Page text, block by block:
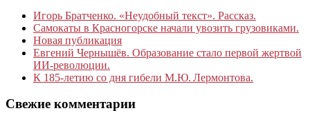
Игорь Братченко. «Неудобный текст». Рассказ.
Самокаты в Красногорске начали увозить грузовиками.
Новая публикация
Евгений Чернышёв. Образование стало первой жертвой
ИИ-революции.
К 185‑летию со дня гибели М.Ю. Лермонтова.
Свежие комментарии